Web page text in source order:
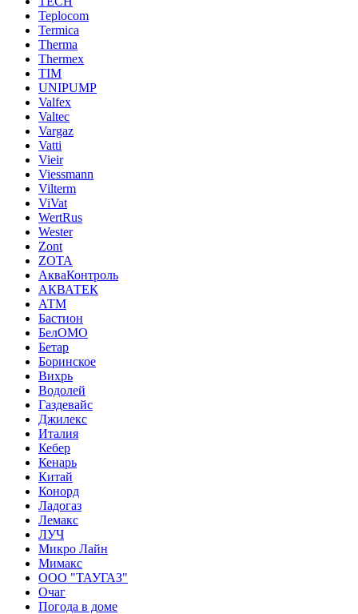
Teplocom
Termica
Therma
Thermex
TIM
UNIPUMP
Valfex
Valtec
Vargaz
Vatti
Vieir
Viessmann
Vilterm
ViVat
WertRus
Wester
Zont
ZOTA
АкваКонтроль
АКВАТЕК
АТМ
Бастион
БелОМО
Бетар
Боринское
Вихрь
Водолей
Газдевайс
Джилекс
Италия
Кебер
Кенарь
Китай
Конорд
Ладогаз
Лемакс
ЛУЧ
Микро Лайн
Мимакс
ООО "ТАУГАЗ"
Очаг
Погода в доме